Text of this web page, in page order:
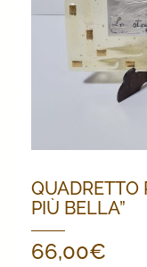
QUADRETTO
PIÙ BELLA”
66,00€